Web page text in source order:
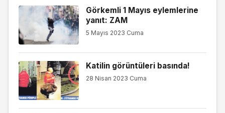
Görkemli 1 Mayıs eylemlerine
yanıt: ZAM
5 Mayıs 2023 Cuma
Katilin görüntüleri basında!
28 Nisan 2023 Cuma